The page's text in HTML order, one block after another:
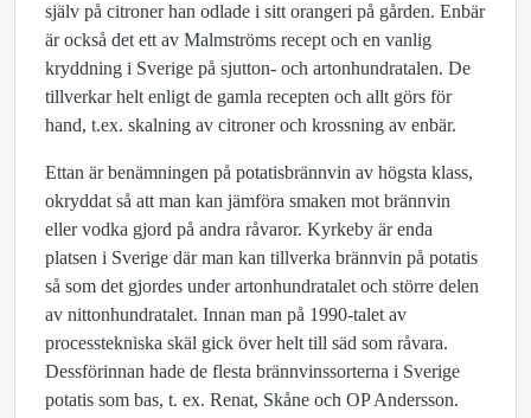
själv på citroner han odlade i sitt orangeri på gården. Enbär
är också det ett av Malmströms recept och en vanlig
kryddning i Sverige på sjutton- och artonhundratalen. De
tillverkar helt enligt de gamla recepten och allt görs för
hand, t.ex. skalning av citroner och krossning av enbär.
Ettan är benämningen på potatisbrännvin av högsta klass,
okryddat så att man kan jämföra smaken mot brännvin
eller vodka gjord på andra råvaror. Kyrkeby är enda
platsen i Sverige där man kan tillverka brännvin på potatis
så som det gjordes under artonhundratalet och större delen
av nittonhundratalet. Innan man på 1990-talet av
processtekniska skäl gick över helt till säd som råvara.
Dessförinnan hade de flesta brännvinssorterna i Sverige
potatis som bas, t. ex. Renat, Skåne och OP Andersson.